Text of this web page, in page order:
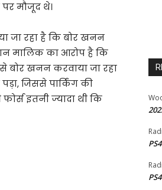
मौजूद थे।
जा रहा है कि बोर खनन
मालिक का आरोप है कि
बोर खनन करवाया जा रहा
जिससे पार्किंग की
इतनी ज्यादा थी कि